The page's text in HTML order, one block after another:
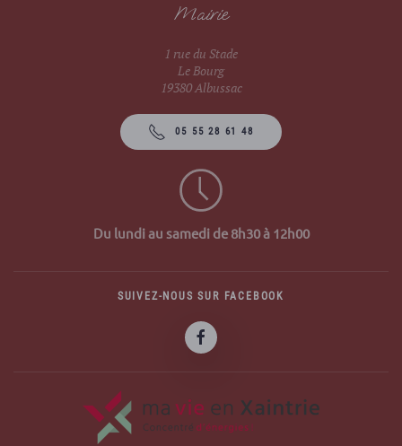
Mairie
1 rue du Stade
Le Bourg
19380 Albussac
05 55 28 61 48
Du lundi au samedi de 8h30 à 12h00
SUIVEZ-NOUS SUR FACEBOOK